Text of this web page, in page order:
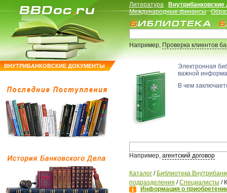
ВНУТРИБАНКОВСКИЕ ДОКУМЕНТЫ
Литература
Международные финансы
Например,Проверка клиентов
Электронная
важной
В чем
Например, агентский договор
Каталог / Библиотека
подразделения /Специалисты /
Информация о